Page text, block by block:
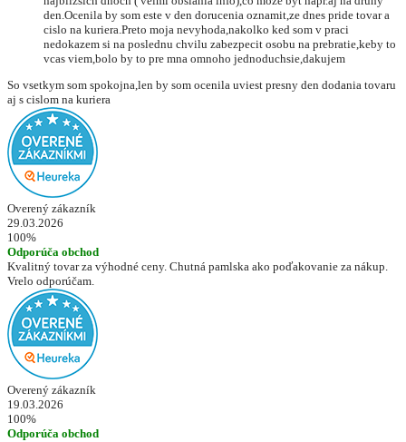
den.Ocenila by som este v den dorucenia oznamit,ze dnes pride tovar a
cislo na kuriera.Preto moja nevyhoda,nakolko ked som v praci
nedokazem si na poslednu chvilu zabezpecit osobu na prebratie,keby to
vcas viem,bolo by to pre mna omnoho jednoduchsie,dakujem
So vsetkym som spokojna,len by som ocenila uviest presny den dodania tovaru
aj s cislom na kuriera
Overený zákazník
29.03.2026
100%
Odporúča obchod
Kvalitný tovar za výhodné ceny. Chutná pamlska ako poďakovanie za nákup.
Vrelo odporúčam.
Overený zákazník
19.03.2026
100%
Odporúča obchod